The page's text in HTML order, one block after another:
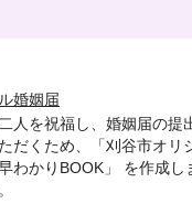
婚姻届
人を祝福し、婚姻届の提
だくため、「刈谷市オリ
わかりBOOK」 を作成